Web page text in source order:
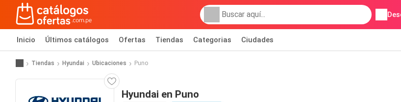
Inicio Últimos catálogos Ofertas Tiendas Categorias Ciudades
Tiendas Hyundai Ubicaciones Puno
Hyundai en Puno